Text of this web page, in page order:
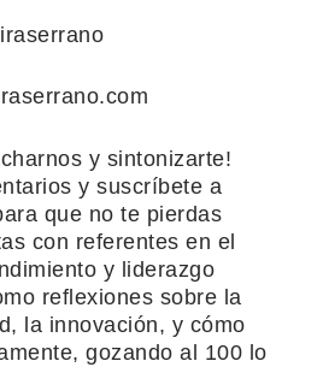
y sintonizarte!
y suscríbete a
que no te pierdas
con referentes en el
y liderazgo
reflexiones sobre la
la innovación, y cómo
gozando al 100 lo